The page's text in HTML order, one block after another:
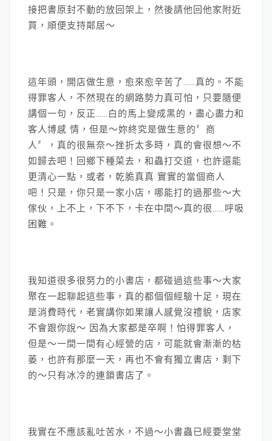
接把書原封不動的放回架上，然後請他回他家附近
買，順便支持鄰居～
這年頭，開店做生意，愈來愈辛苦了……真的。不能
得罪客人，不然現在的網路勢力真可怕，只要隨便
講個一句，反正……白的馬上變成黑的，盡心盡力和
客人博感 情，但是～妳終究是做生意的〞商
人〞，真的很無奈～挫折太多時，真的會很想～不
如歸去吧！回鄉下種菜去，和蟲打交道，也許還能
更清心一點，或者，乾脆真真 實實的當個商人
吧！只是，你只是一家小店，哪能打的過那些～大
傢伙，上不上，下不下，卡在中間～真的很……呼吸
困難。
我知道很多很努力的小書店，都碰過這些事～大家
聚在一起聊起這些事，真的都個個經驗十足，現在
是消費時代，老實講你如果讓人感覺沒禮貌，店家
不會跟你說～ 因為大家都是卒啊！怕得罪客人，
但是～一間一間有心經營的店，可能就會漸漸的枯
萎，也許有那麼一天，再也不會有獨立書店，剩下
的～只有冰冷的連鎖書店了。
我實在不應該亂吐苦水，不過～小書蟲已經要堂堂